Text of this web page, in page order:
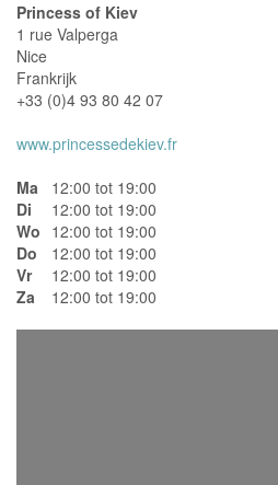
Princess of Kiev
1 rue Valperga
Nice
Frankrijk
+33 (0)4 93 80 42 07
www.princessedekiev.fr
Ma
12:00 tot 19:00
Di
12:00 tot 19:00
Wo 12:00 tot 19:00
Do
12:00 tot 19:00
Vr
12:00 tot 19:00
Za
12:00 tot 19:00